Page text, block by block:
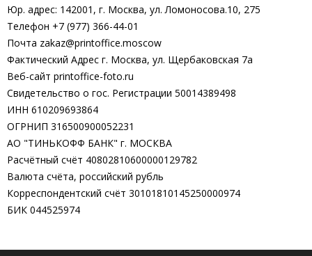
Юр. адрес: 142001, г. Москва, ул. Ломоносова.10, 275
Телефон +7 (977) 366-44-01
Почта zakaz@printoffice.moscow
Фактический Адрес г. Москва, ул. Щербаковская 7а
Веб-сайт printoffice-foto.ru
Свидетельство о гос. Регистрации 50014389498
ИНН 610209693864
ОГРНИП 316500900052231
АО "ТИНЬКОФФ БАНК" г. МОСКВА
Расчётный счёт 40802810600000129782
Валюта счёта, российский рубль
Корреспондентский счёт 30101810145250000974
БИК 044525974